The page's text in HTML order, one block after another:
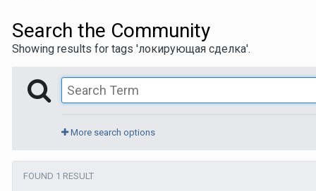
Search the Community
Showing results for tags 'локирующая сделка'.
More search options
FOUND 1 RESULT